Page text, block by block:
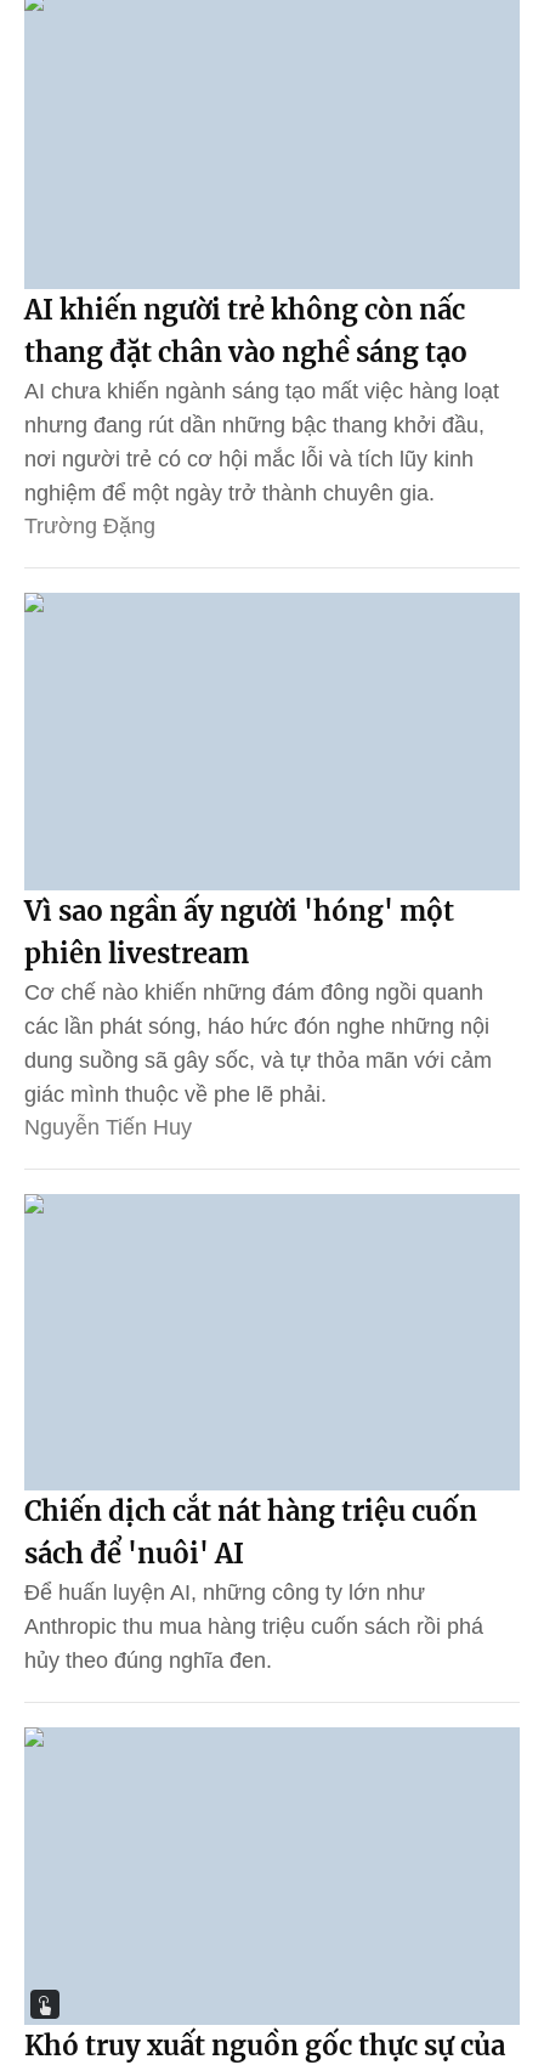
AI khiến người trẻ không còn nấc
thang đặt chân vào nghề sáng tạo
AI chưa khiến ngành sáng tạo mất việc hàng loạt
nhưng đang rút dần những bậc thang khởi đầu,
nơi người trẻ có cơ hội mắc lỗi và tích lũy kinh
nghiệm để một ngày trở thành chuyên gia.
Trường Đặng
Vì sao ngần ấy người 'hóng' một
phiên livestream
Cơ chế nào khiến những đám đông ngồi quanh
các lần phát sóng, háo hức đón nghe những nội
dung suồng sã gây sốc, và tự thỏa mãn với cảm
giác mình thuộc về phe lẽ phải.
Nguyễn Tiến Huy
Chiến dịch cắt nát hàng triệu cuốn
sách để 'nuôi' AI
Để huấn luyện AI, những công ty lớn như
Anthropic thu mua hàng triệu cuốn sách rồi phá
hủy theo đúng nghĩa đen.
Khó truy xuất nguồn gốc thực sự của